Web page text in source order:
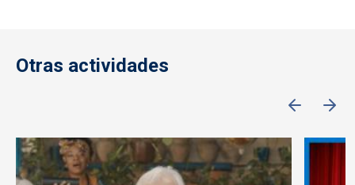
Otras actividades